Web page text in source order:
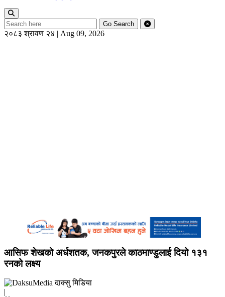
Go Search
२०८३ श्रावण २४ | Aug 09, 2026
आसिफ शेखको अर्धशतक, जनकपुरले काठमाण्डुलाई दियो १३१
रनको लक्ष्य
दाक्सु मिडिया
|